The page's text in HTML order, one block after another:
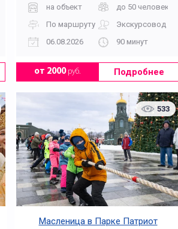
на объект
до 50 человек
По маршруту
Экскурсовод
06.08.2026
90 минут
от 2000руб. Подробнее
533
Масленица в Парке Патриот